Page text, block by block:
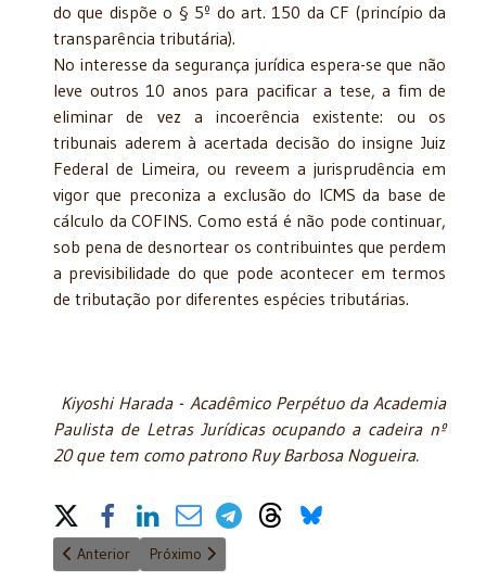
do que dispõe o § 5º do art. 150 da CF (princípio da
transparência tributária).
No interesse da segurança jurídica espera-se que não
leve outros 10 anos para pacificar a tese, a fim de
eliminar de vez a incoerência existente: ou os
tribunais aderem à acertada decisão do insigne Juiz
Federal de Limeira, ou reveem a jurisprudência em
vigor que preconiza a exclusão do ICMS da base de
cálculo da COFINS. Como está é não pode continuar,
sob pena de desnortear os contribuintes que perdem
a previsibilidade do que pode acontecer em termos
de tributação por diferentes espécies tributárias.
Kiyoshi Harada - Acadêmico Perpétuo da Academia
Paulista de Letras Jurídicas ocupando a cadeira nº
20 que tem como patrono Ruy Barbosa Nogueira.
Share on Social Media
Artigo anterior: Oportunidades do protecionismo de Trump
Anterior Próximo artigo: O princípio da desigualdade
Próximo